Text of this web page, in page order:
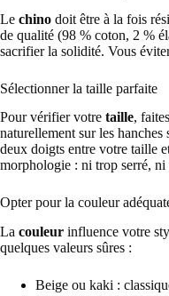
Le chino doit être à la fois
de qualité (98 % coton, 2 %
sacrifier la solidité. Vous
Sélectionner la taille parfaite
Pour vérifier votre taille,
naturellement sur les
deux doigts entre votre taille
morphologie : ni trop serré, ni
Opter pour la couleur
La couleur influence votre
quelques valeurs sûres :
Beige ou kaki :